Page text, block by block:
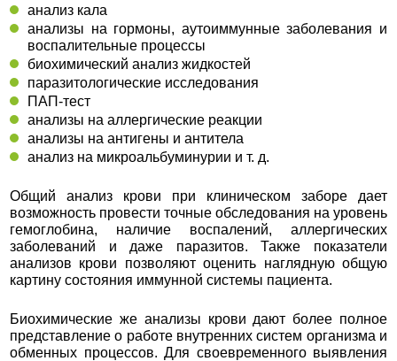
анализ кала
анализы на гормоны, аутоиммунные заболевания и
воспалительные процессы
биохимический анализ жидкостей
паразитологические исследования
ПАП-тест
анализы на аллергические реакции
анализы на антигены и антитела
анализ на микроальбуминурии и т. д.
Общий анализ крови при клиническом заборе дает
возможность провести точные обследования на уровень
гемоглобина, наличие воспалений, аллергических
заболеваний и даже паразитов. Также показатели
анализов крови позволяют оценить наглядную общую
картину состояния иммунной системы пациента.
Биохимические же анализы крови дают более полное
представление о работе внутренних систем организма и
обменных процессов. Для своевременного выявления